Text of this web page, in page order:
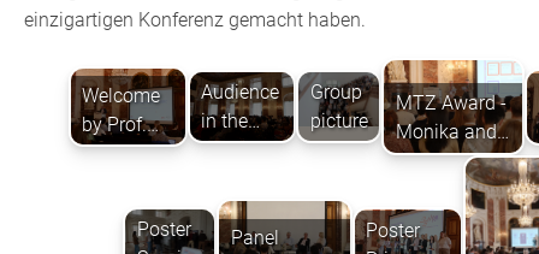
einzigartigen Konferenz gemacht haben.
Welcome
by Prof.
Beat
Audience
in the
Rittersaal
Group
picture
MTZ Award -
Monika and
Thomas
Zimmermann
Poster
Panel
Poster